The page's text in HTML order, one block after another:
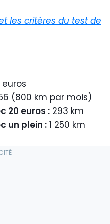
les critères du test de
euros
(800 km par mois)
20 euros : 293 km
un plein : 1 250 km